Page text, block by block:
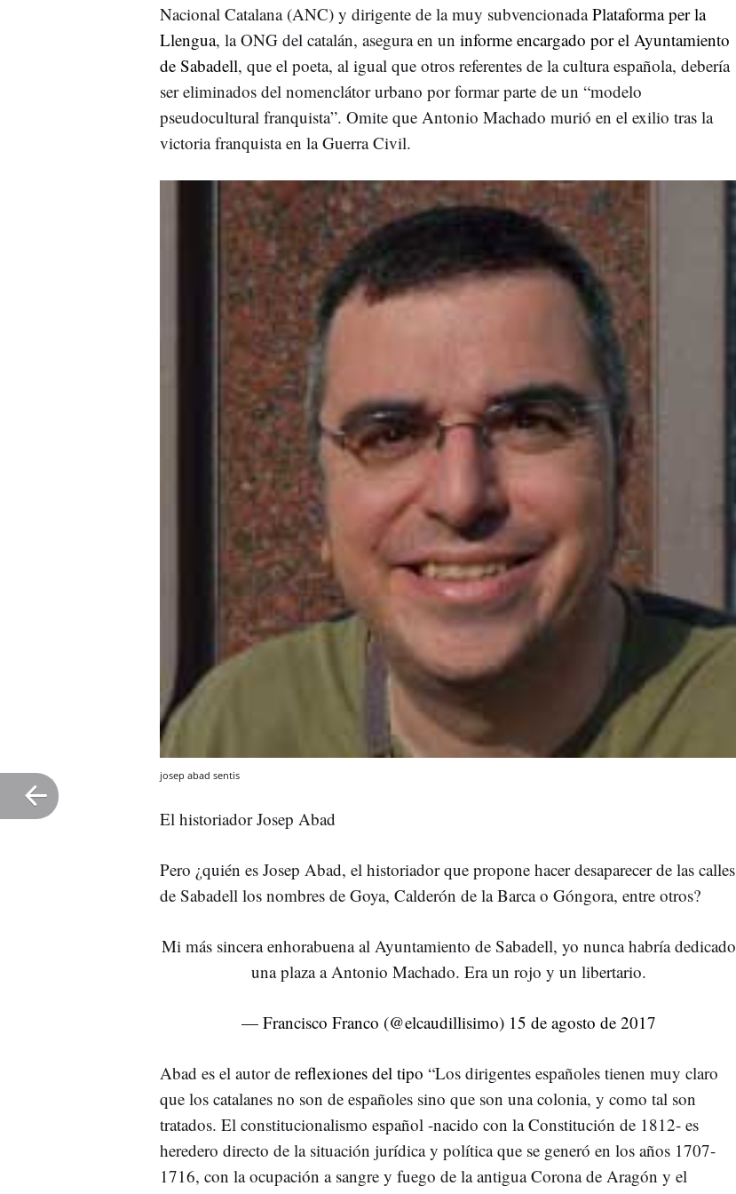
Nacional Catalana (ANC) y dirigente de la muy subvencionadaPlataforma per la
Llengua, la ONG del catalán, asegura en un informe encargado por el Ayuntamiento
de Sabadell, que el poeta, al igual que otros referentes de la cultura española, debería
ser eliminados del nomenclátor urbano por formar parte de un “modelo
pseudocultural franquista”. Omite que Antonio Machado murió en el exilio tras la
victoria franquista en la Guerra Civil.
josep abad sentis
El historiador Josep Abad
Pero ¿quién es Josep Abad, el historiador que propone hacer desaparecer de las calles
de Sabadell los nombres de Goya, Calderón de la Barca o Góngora, entre otros?
Mi más sincera enhorabuena al Ayuntamiento de Sabadell, yo nunca habría dedicado
una plaza a Antonio Machado. Era un rojo y un libertario.
— Francisco Franco (@elcaudillisimo) 15 de agosto de 2017
Abad es el autor de reflexiones del tipo “Los dirigentes españoles tienen muy claro
que los catalanes no son de españoles sino que son una colonia, y como tal son
tratados. El constitucionalismo español -nacido con la Constitución de 1812- es
heredero directo de la situación jurídica y política que se generó en los años 1707-
1716, con la ocupación a sangre y fuego de la antigua Corona de Aragón y el